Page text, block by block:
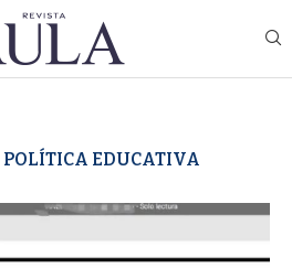
POLÍTICA EDUCATIVA